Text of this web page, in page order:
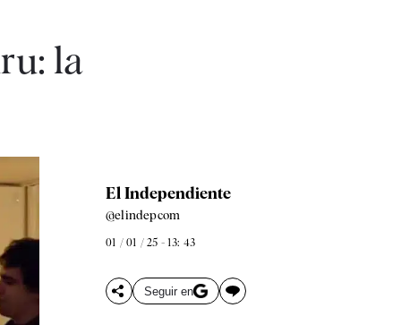
la
El Independiente
@elindepcom
01 / 01 / 25 - 13: 43
Seguir en